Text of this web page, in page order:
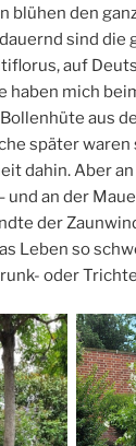
blühen den
sind die
auf
haben mich
aus
später
dahin. Aber
und an der
der
Leben so
oder